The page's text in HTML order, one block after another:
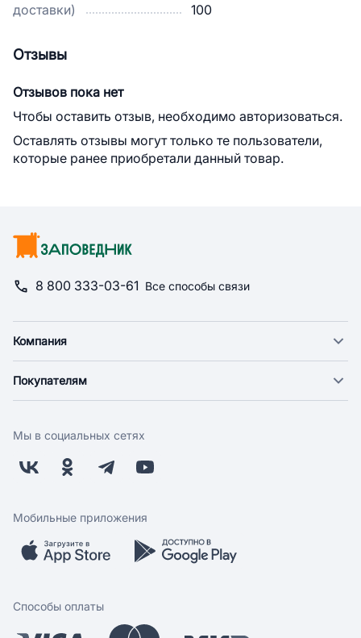
доставки)
100
Отзывы
Отзывов пока нет
Чтобы оставить отзыв, необходимо авторизоваться.
Оставлять отзывы могут только те пользователи,
которые ранее приобретали данный товар.
8 800 333-03-61 Все способы связи
Компания
Новости
Поставщикам
Заводчикам
Обратная связь
Покупателям
Оплата
Бонусная программа
Скидки и акции
Мобильное приложение
Мы в социальных сетях
Мобильные приложения
Способы оплаты